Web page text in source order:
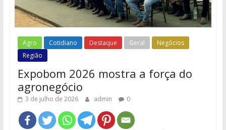
Agro Cotidiano Destaque Geral
Negócios
Região
Expobom 2026 mostra a força do
agronegócio
3 de julho de 2026 admin 0